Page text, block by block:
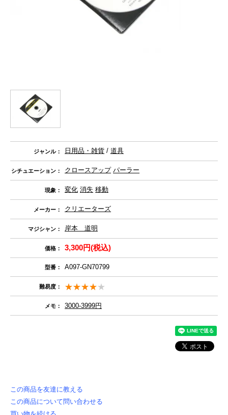
ジャンル： 日用品・雑貨 /道具
シチュエーション： クロースアップ パーラー
現象： 変化 消失 移動
メーカー： クリエーターズ
マジシャン： 岸本 道明
価格： 3,300円(税込)
型番： A097-GN70799
難易度：
メモ： 3000-3999円
この商品を友達に教える
この商品について問い合わせる